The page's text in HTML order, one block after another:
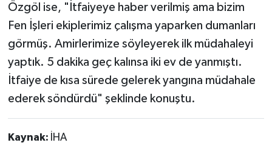
Özgöl ise, "İtfaiyeye haber verilmiş ama bizim
Fen İşleri ekiplerimiz çalışma yaparken dumanları
görmüş. Amirlerimize söyleyerek ilk müdahaleyi
yaptık. 5 dakika geç kalınsa iki ev de yanmıştı.
İtfaiye de kısa sürede gelerek yangına müdahale
ederek söndürdü" şeklinde konuştu.
Kaynak: İHA